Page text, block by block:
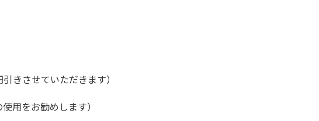
きさせていただきます）
用をお勧めします）